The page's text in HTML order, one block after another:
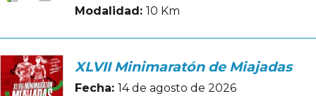
Modalidad: 10 Km
XLVII Minimaratón de Miajadas
Fecha: 14 de agosto de 2026